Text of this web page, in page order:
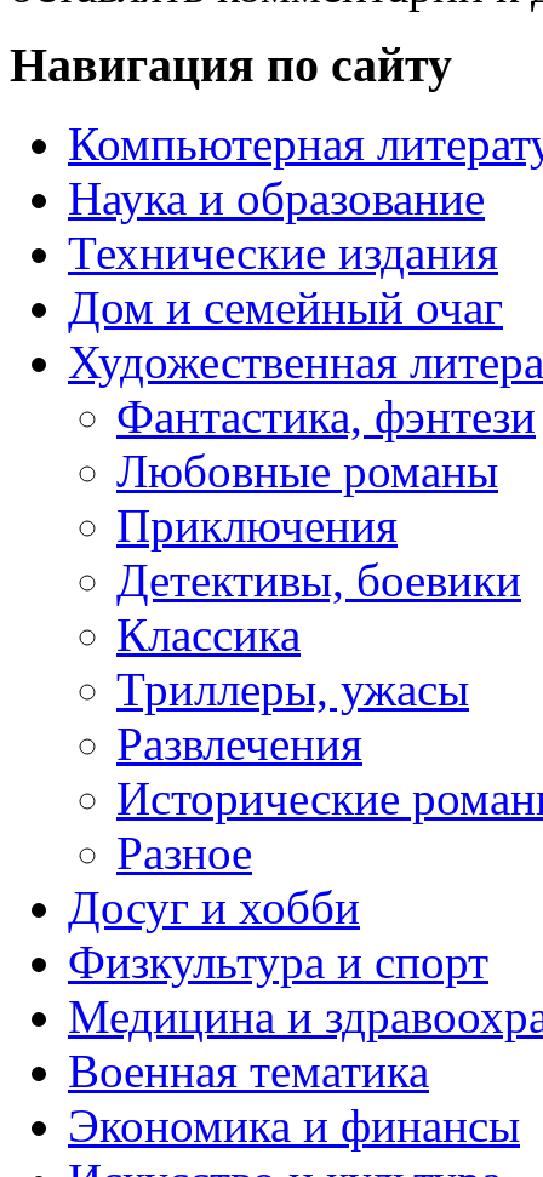
Навигация по сайту
Компьютерная
Наука и образование
Технические издания
Дом и семейный очаг
Художественная
Фантастика, фэнтези
Любовные романы
Приключения
Детективы, боевики
Классика
Триллеры, ужасы
Развлечения
Исторические
Разное
Досуг и хобби
Физкультура и спорт
Медицина и
Военная тематика
Экономика и финансы